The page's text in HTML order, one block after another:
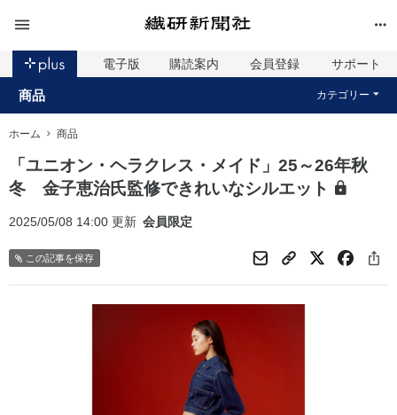
電子版 購読案内 会員登録 サポート
商品 カテゴリー
ホーム 商品
「ユニオン・ヘラクレス・メイド」25～26年秋
冬 金子恵治氏監修できれいなシルエット
2025/05/08 14:00 更新 会員限定
この記事を保存